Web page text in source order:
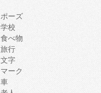
ポーズ
学校
食べ物
旅行
文字
マーク
車